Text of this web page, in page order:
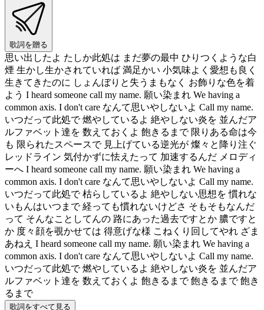
歌詞を贈る
思い出したよ たしか此処は まだ夢の最中 ひりつくような白
煙 生かし生かされていれば 満足かい 小気味よく愛想も良く
生きてきたのに しょんぼりと失うまもなく お飾りな色を着
よう I heard someone call my name. 願い染まれ We having a
common axis. I don't care なんて思いやしないよ Call my name.
いつだって此処で 燃やしているよ 絶やしない炎を 並んだア
ルファベット達を 数えておくよ 飽きるまで 限りある命は今
も 限られたスペースで 見上げている逆光が 燦々と降り注ぐ
レッドライン 気付かずに怯えたって 加速するんだ メロディ
ーへ I heard someone call my name. 願い染まれ We having a
common axis. I don't care なんて思いやしないよ Call my name.
いつだって此処で 枯らしているよ 絶やしない思想を 慣れな
いもんはいつまで 経っても慣れないけどさ そもそもなんだ
って そんなことしてんの 路にあった過去ですとか 膿ですと
か 度々顔を覗かせては 得意げな様 こねくり回してやれ ざま
あねえ I heard someone call my name. 願い染まれ We having a
common axis. I don't care なんて思いやしないよ Call my name.
いつだって此処で 燃やしているよ 絶やしない炎を 並んだア
ルファベット達を 数えておくよ 飽きるまで 飽きるまで 飽き
るまで
歌詞をすべて見る